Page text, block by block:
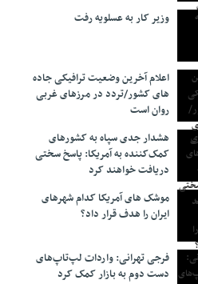
وزیر کار به عسلویه رفت
اعلام آخرین وضعیت ترافیکی جاده
های کشور/تردد در مرزهای غربی
روان است
هشدار جدی سپاه به کشورهای
کمک‌کننده به آمریکا: پاسخ سختی
دریافت خواهند کرد
موشک های آمریکا کدام شهرهای
ایران را هدف قرار داد؟
فرجی تهرانی: واردات لپ‌تاپ‌های
دست دوم به بازار کمک کرد